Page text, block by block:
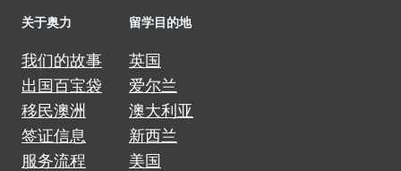
关于奥力
我们的故事
出国百宝袋
移民澳洲
签证信息
服务流程
留学目的地
英国
爱尔兰
澳大利亚
新西兰
美国